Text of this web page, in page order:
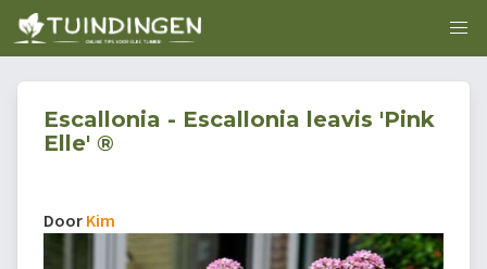
Escallonia - Escallonia leavis 'Pink
Elle' ®
Door Kim